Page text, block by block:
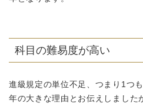
科目の難易度が高い
進級規定の単位不足、つまり1つ
年の大きな理由とお伝えしました